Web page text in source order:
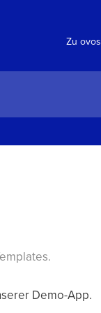
Zu
Demo-App.